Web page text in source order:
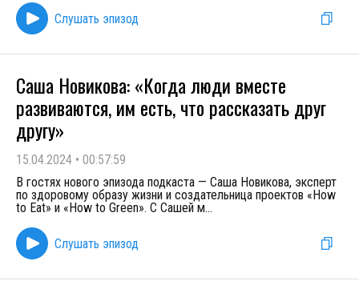
Слушать эпизод
Саша Новикова: «Когда люди вместе
развиваются, им есть, что рассказать друг
другу»
15.04.2024 • 00:57:59
В гостях нового эпизода подкаста — Саша Новикова, эксперт
по здоровому образу жизни и создательница проектов «How
to Eat» и «How to Green». С Сашей м...
Слушать эпизод